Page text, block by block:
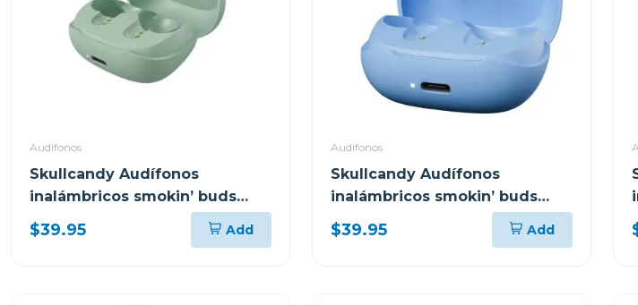
Audifonos
Skullcandy Audífonos
inalámbricos smokin’ buds
peppy sage t989
$39.95 Add
Audifonos
Skullcandy Audífonos
inalámbricos smokin’ buds
peppy blue t990
$39.95 Add